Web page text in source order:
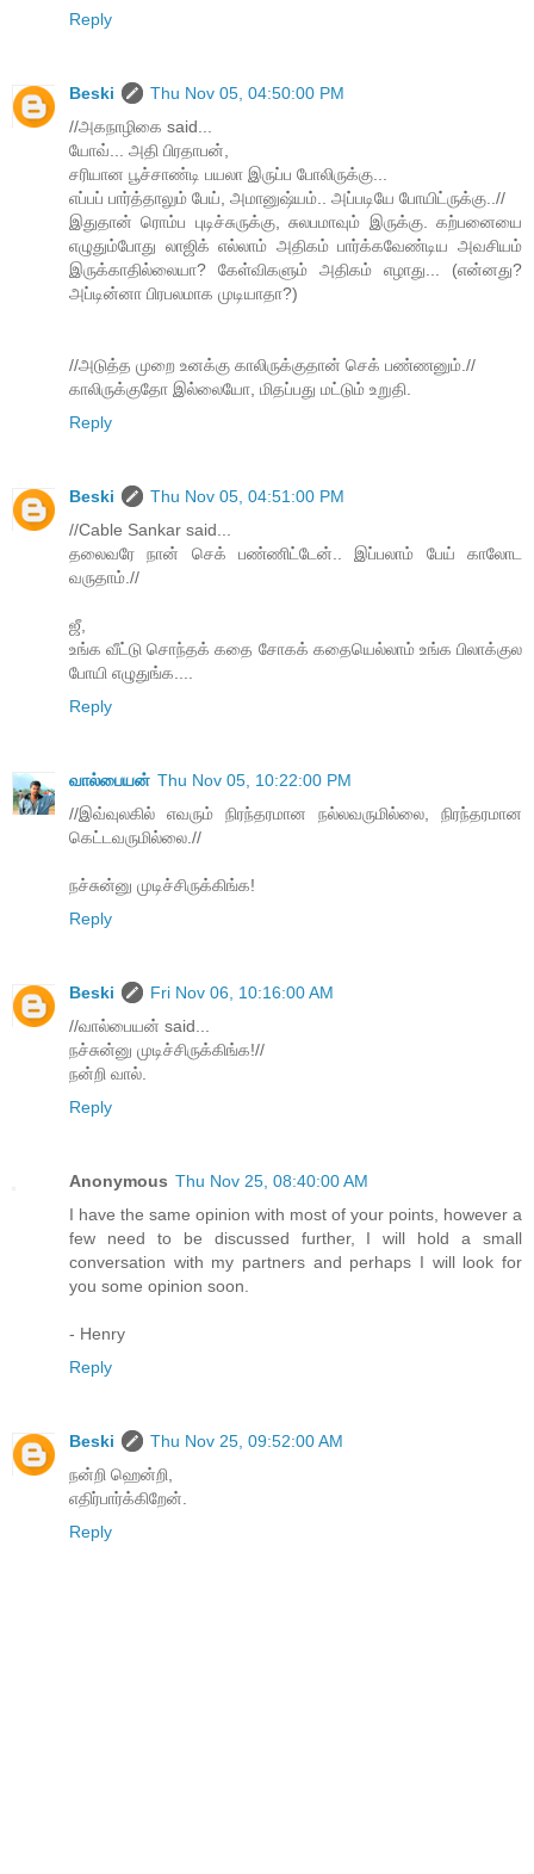
Reply
Beski
Thu Nov 05, 04:50:00 PM
//அகநாழிகை said...
யோவ்... அதி பிரதாபன்,
சரியான பூச்சாண்டி பயலா இருப்ப போலிருக்கு...
எப்பப் பார்த்தாலும் பேய், அமானுஷ்யம்.. அப்படியே போயிட்ருக்கு..//
இதுதான் ரொம்ப புடிச்சுருக்கு, சுலபமாவும் இருக்கு. கற்பனையை
எழுதும்போது லாஜிக் எல்லாம் அதிகம் பார்க்கவேண்டிய அவசியம்
இருக்காதில்லையா? கேள்விகளும் அதிகம் எழாது... (என்னது?
அப்டின்னா பிரபலமாக முடியாதா?)
//அடுத்த முறை உனக்கு காலிருக்குதான் செக் பண்ணனும்.//
காலிருக்குதோ இல்லையோ, மிதப்பது மட்டும் உறுதி.
Reply
Beski
Thu Nov 05, 04:51:00 PM
//Cable Sankar said...
தலைவரே நான் செக் பண்ணிட்டேன்.. இப்பலாம் பேய் காலோட
வருதாம்.//
ஜீ,
உங்க வீட்டு சொந்தக் கதை சோகக் கதையெல்லாம் உங்க பிலாக்குல
போயி எழுதுங்க....
Reply
வால்பையன் Thu Nov 05, 10:22:00 PM
//இவ்வுலகில் எவரும் நிரந்தரமான நல்லவருமில்லை, நிரந்தரமான
கெட்டவருமில்லை.//
நச்சுன்னு முடிச்சிருக்கிங்க!
Reply
Beski
Fri Nov 06, 10:16:00 AM
//வால்பையன் said...
நச்சுன்னு முடிச்சிருக்கிங்க!//
நன்றி வால்.
Reply
Anonymous Thu Nov 25, 08:40:00 AM
I have the same opinion with most of your points, however a
few need to be discussed further, I will hold a small
conversation with my partners and perhaps I will look for
you some opinion soon.
- Henry
Reply
Beski
Thu Nov 25, 09:52:00 AM
நன்றி ஹென்றி,
எதிர்பார்க்கிறேன்.
Reply